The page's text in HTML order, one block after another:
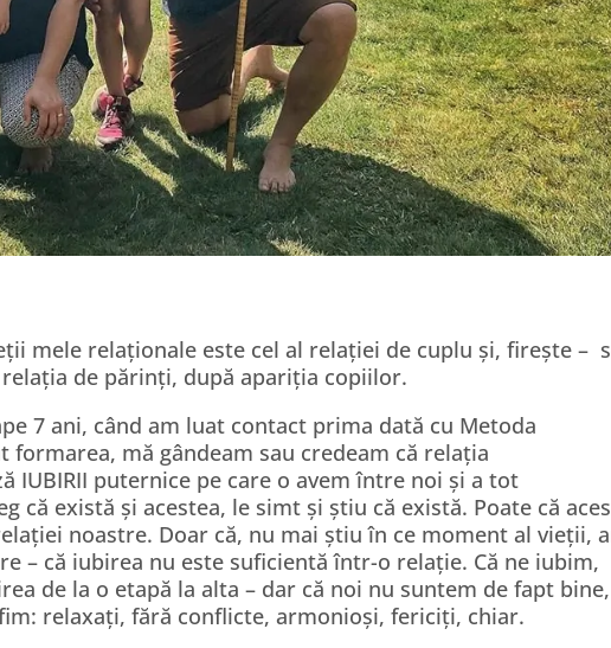
mele relaționale este cel al relației de cuplu și, firește –
de părinți, după apariția copiilor.
7 ani, când am luat contact prima dată cu Metoda
formarea, mă gândeam sau credeam că relația
IUBIRII puternice pe care o avem între noi și a tot
că există și acestea, le simt și știu că există. Poate că
noastre. Doar că, nu mai știu în ce moment al vieții,
– că iubirea nu este suficientă într-o relație. Că ne iubim,
de la o etapă la alta – dar că noi nu suntem de fapt
relaxați, fără conflicte, armonioși, fericiți, chiar.